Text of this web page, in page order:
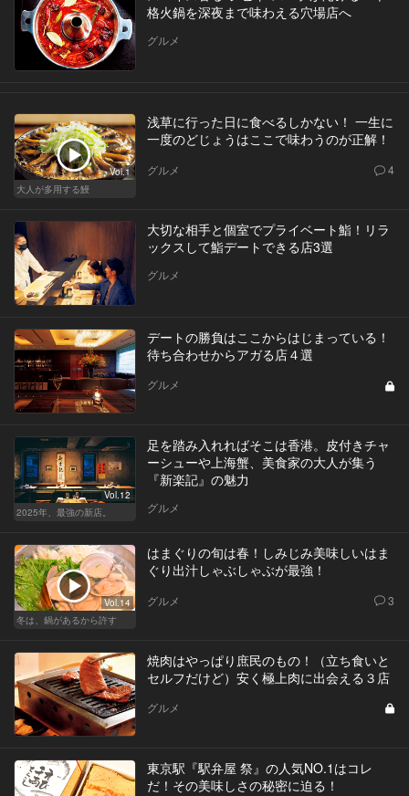
格火鍋を深夜まで味わえる穴場店へ
グルメ
Vol.1
大人が多用する鰻
浅草に行った日に食べるしかない！ 一生に
一度のどじょうはここで味わうのが正解！
グルメ 4
大切な相手と個室でプライベート鮨！リラ
ックスして鮨デートできる店3選
グルメ
デートの勝負はここからはじまっている！
待ち合わせからアガる店４選
グルメ
Vol.12
2025年、最強の新店。
足を踏み入れればそこは香港。皮付きチャ
ーシューや上海蟹、美食家の大人が集う
『新楽記』の魅力
グルメ
Vol.14
冬は、鍋があるから許す
はまぐりの旬は春！しみじみ美味しいはま
ぐり出汁しゃぶしゃぶが最強！
グルメ 3
焼肉はやっぱり庶民のもの！（立ち食いと
セルフだけど）安く極上肉に出会える３店
グルメ
東京駅『駅弁屋 祭』の人気NO.1はコレ
だ！その美味しさの秘密に迫る！